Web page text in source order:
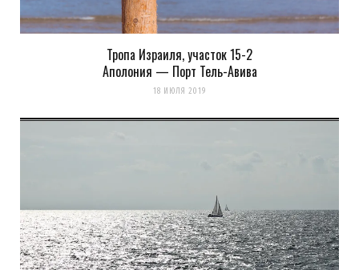
Сохранить моё имя, email и адрес сайта в этом браузере для
комментариях. А можно простоподписаться на комментарии
Тропа Израиля, участок 15-2
Аполония — Порт Тель-Авива
18 ИЮЛЯ 2019